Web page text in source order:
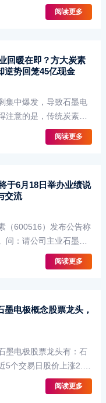
国新材料领域最具价值
阅读更多
回暖在即？方大炭素
逆势回笼45亿现金
集中爆发，导致石墨电
意的是，传统炭素制
2026年出口额预计从20
阅读更多
于6月18日举办业绩说
交流
（600516）发布公告称
：请公司主业石墨电
变化?4.公司核石墨业
阅读更多
电极概念股票龙头，
墨电极股票龙头有：石
个交易日股价上涨2.4
亿。
阅读更多